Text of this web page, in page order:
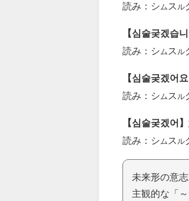
読み：シ ム ス ル
【심술궂겠습니
読み：シ ム ス ル
【심술궂겠어요
読み：シ ム ス ル
【심술궂겠어】
読み：シ ム ス ル
未来形の意
主観的な「